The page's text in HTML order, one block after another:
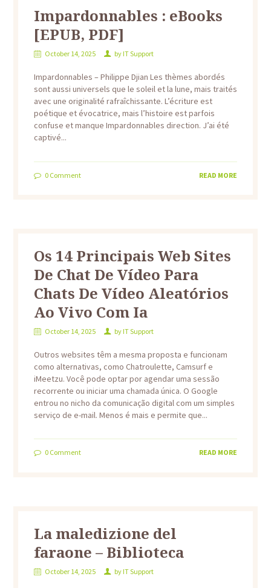
Impardonnables : eBooks
[EPUB, PDF]
October 14, 2025 by IT Support
Impardonnables – Philippe Djian Les thèmes abordés
sont aussi universels que le soleil et la lune, mais traités
avec une originalité rafraîchissante. L’écriture est
poétique et évocatrice, mais l’histoire est parfois
confuse et manque Impardonnables direction. J’ai été
captivé...
0Comment READ MORE
Os 14 Principais Web Sites
De Chat De Vídeo Para
Chats De Vídeo Aleatórios
Ao Vivo Com Ia
October 14, 2025 by IT Support
Outros websites têm a mesma proposta e funcionam
como alternativas, como Chatroulette, Camsurf e
iMeetzu. Você pode optar por agendar uma sessão
recorrente ou iniciar uma chamada única. O Google
entrou no nicho da comunicação digital com um simples
serviço de e-mail. Menos é mais e permite que...
0Comment READ MORE
La maledizione del
faraone – Biblioteca
October 14, 2025 by IT Support